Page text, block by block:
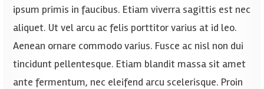
ipsum primis in faucibus. Etiam viverra sagittis est nec
aliquet. Ut vel arcu ac felis porttitor varius at id leo.
Aenean ornare commodo varius. Fusce ac nisl non dui
tincidunt pellentesque. Etiam blandit massa sit amet
ante fermentum, nec eleifend arcu scelerisque. Proin